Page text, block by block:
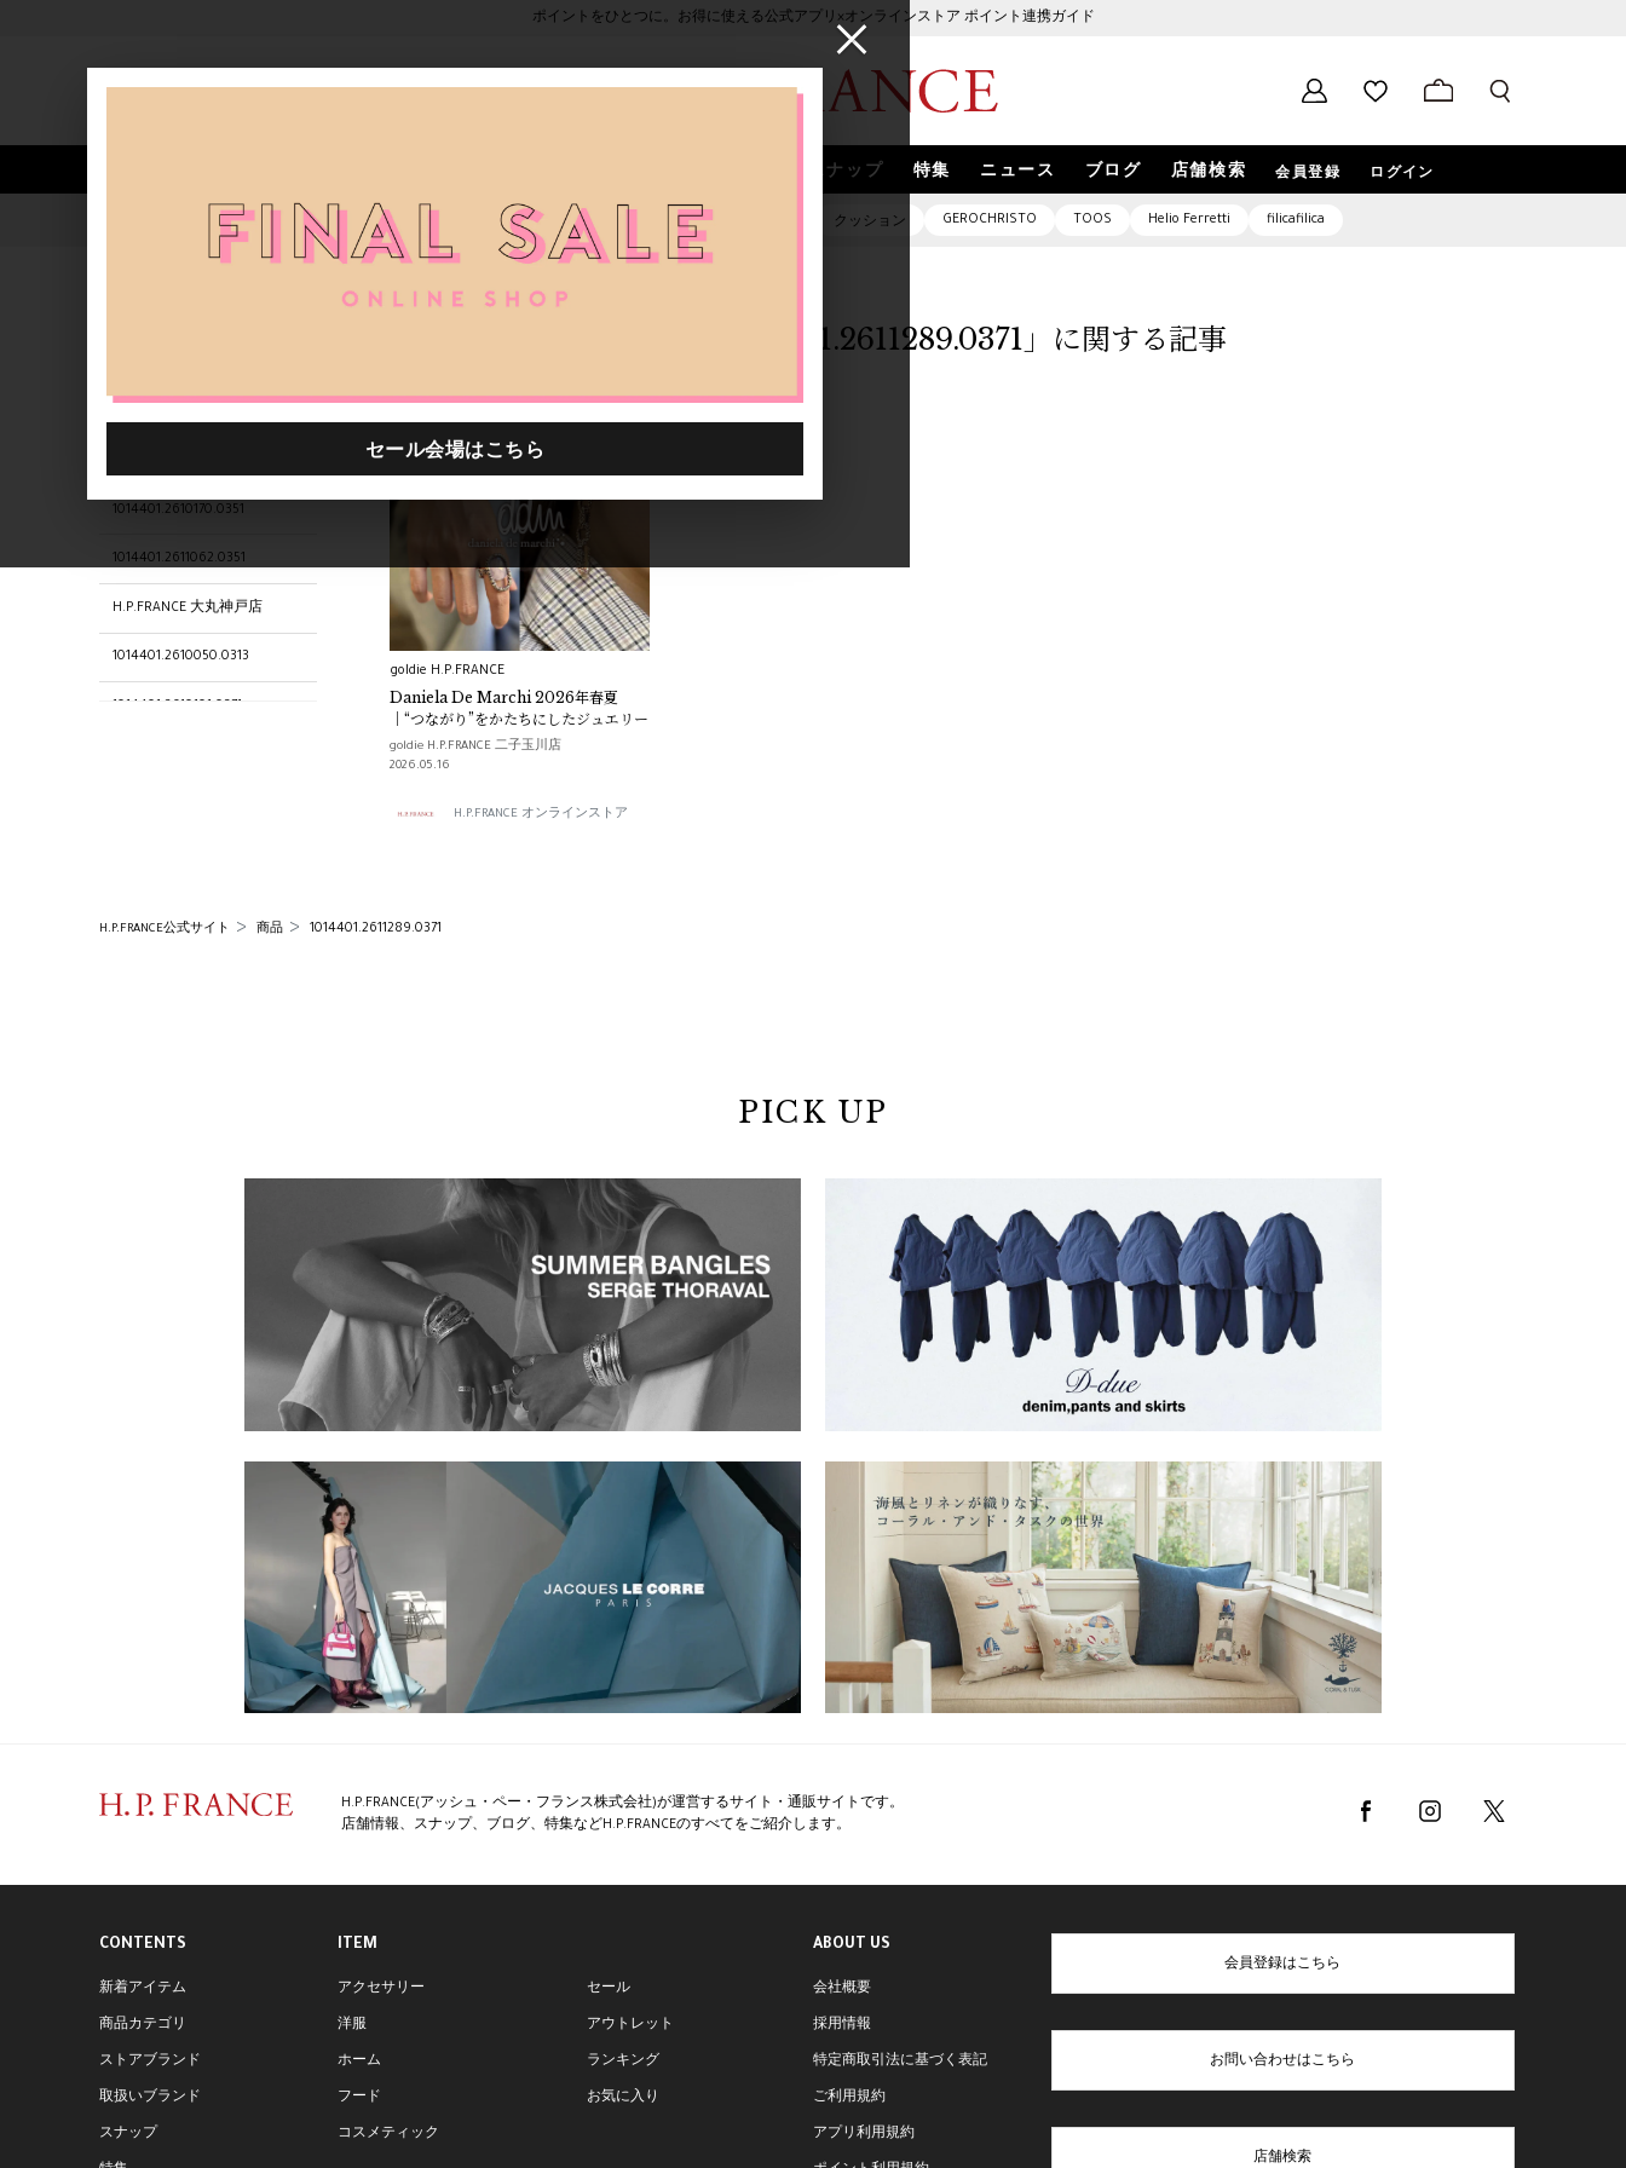
ポイントをひとつに。お得に使える公式アプリ×オンラインストア ポイント連携ガイド
スナップ 特集 ニュース ブログ 店舗検索 会員登録 ログイン
人気ワード セール 40th限定 ピアス バッグ クッション GEROCHRISTO TOOS Helio Ferretti filicafilica
1014401.2610170.0351
1014401.2611062.0351
H.P.FRANCE 大丸神戸店
1014401.2610050.0313
「1014401.2611289.0371」に関する記事
goldie H.P.FRANCE
Daniela De Marchi 2026年春夏
｜“つながり”をかたちにしたジュエリー
goldie H.P.FRANCE 二子玉川店
2026.05.16
H.P.FRANCE オンラインストア
H.P.FRANCE公式サイト 商品 1014401.2611289.0371
PICK UP
H.P.FRANCE(アッシュ・ペー・フランス株式会社)が運営するサイト・通販サイトです。
店舗情報、スナップ、ブログ、特集などH.P.FRANCEのすべてをご紹介します。
CONTENTS
新着アイテム
商品カテゴリ
ストアブランド
取扱いブランド
スナップ
ITEM
アクセサリー
洋服
ホーム
フード
コスメティック
セール
アウトレット
ランキング
お気に入り
ABOUT US
会社概要
採用情報
特定商取引法に基づく表記
ご利用規約
アプリ利用規約
会員登録はこちら
お問い合わせはこちら
店舗検索